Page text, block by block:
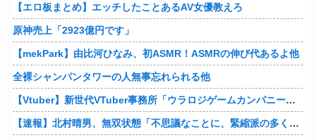
【エロ板まとめ】エッチしたことあるAV女優教えろ
原神売上「2923億円です」
【mekPark】由比河ひなみ、初ASMR！ASMRの伸び代あるよ他
全裸シャンパンタワーの人無事忘れられる他
【Vtuber】新世代VTuber事務所「ウラロジゲームカンパニー」より、ゲームの世界から“逆異世界転生”した5名が8月19日にデビュー！他
【速報】北村晴男、無双状態「不思議なことに、緊縮派の多くは親中派に繋がる。「日本弱体化議連」でも旗揚げされたら如何？」他